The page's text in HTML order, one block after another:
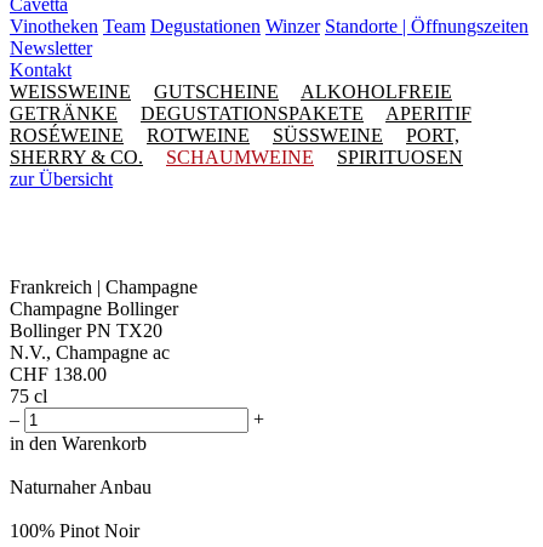
Cavetta
Vinotheken Team Degustationen Winzer Standorte | Öffnungszeiten
Newsletter
Kontakt
WEISSWEINE
GUTSCHEINE
ALKOHOLFREIE
GETRÄNKE
DEGUSTATIONSPAKETE
APERITIF
ROSÉWEINE
ROTWEINE SÜSSWEINE
PORT,
SHERRY & CO.
SCHAUMWEINE
SPIRITUOSEN
zur Übersicht
Frankreich | Champagne
Champagne Bollinger
Bollinger PN TX20
N.V., Champagne ac
CHF 138.00
75 cl
–
+
in den Warenkorb
Naturnaher Anbau
100% Pinot Noir